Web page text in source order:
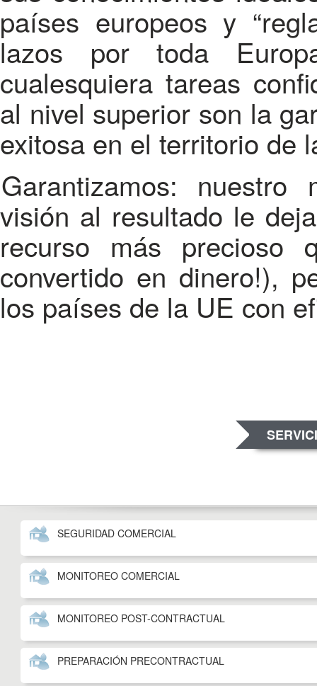
países europeos y
lazos por toda
cualesquiera tareas
al nivel superior son la
exitosa en el territorio de
Garantizamos: nuestro modo de tratar profesional y
visión al resultado le
recurso más precioso
convertido en dinero!),
los países de la UE con
SEGURIDAD COMERCIAL
MONITOREO COMERCIAL
MONITOREO POST-CONTRACTUAL
PREPARACIÓN PRECONTRACTUAL